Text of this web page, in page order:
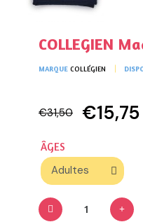
COLLEGIEN
MARQUE COLLÉGIEN
€31,50 €15,75
ÂGES